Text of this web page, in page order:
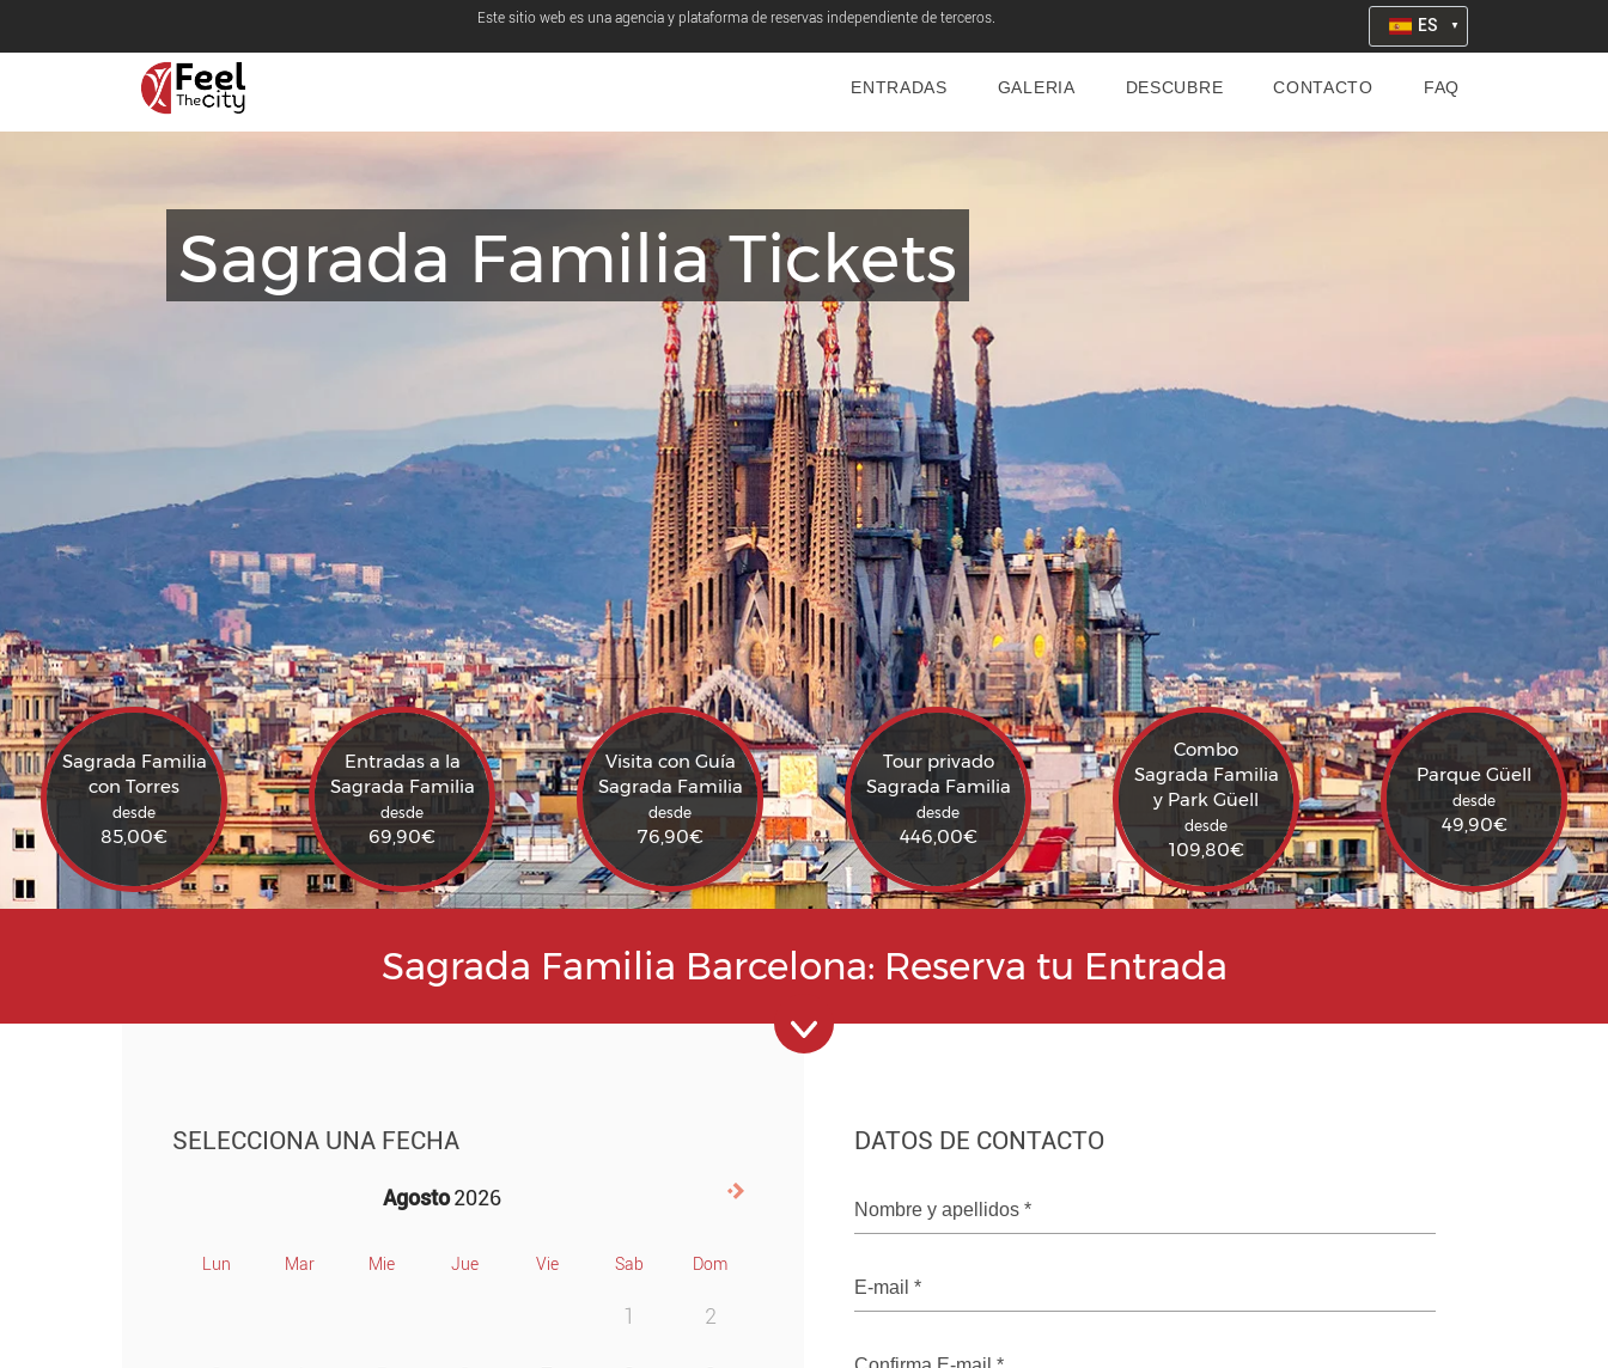
Este sitio web es una agencia y plataforma de reservas independiente de terceros. ES
ENTRADAS GALERIA DESCUBRE CONTACTO FAQ
Sagrada Familia Tickets
Sagrada Familia
con Torres
desde
85,00€
Entradas a la
Sagrada Familia
desde
69,90€
Visita con Guía
Sagrada Familia
desde
76,90€
Tour privado
Sagrada Familia
desde
446,00€
Combo
Sagrada Familia
y Park Güell
desde
109,80€
Parque Güell
desde
49,90€
Sagrada Familia Barcelona: Reserva tu Entrada
SELECCIONA UNA FECHA
Agosto2026
Lun Mar Mie Jue Vie Sab Dom
1 2
DATOS DE CONTACTO
Nombre y apellidos *
E-mail *